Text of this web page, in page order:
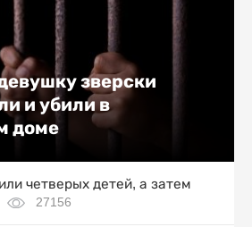
зверски
и убили в
доме
четверых детей, а затем
27156